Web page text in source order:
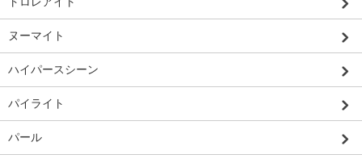
ヌーマイト
ハイパースシーン
パイライト
パール